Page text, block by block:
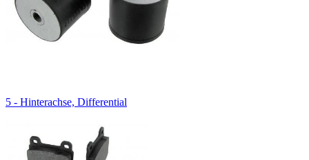
5 - Hinterachse, Differential